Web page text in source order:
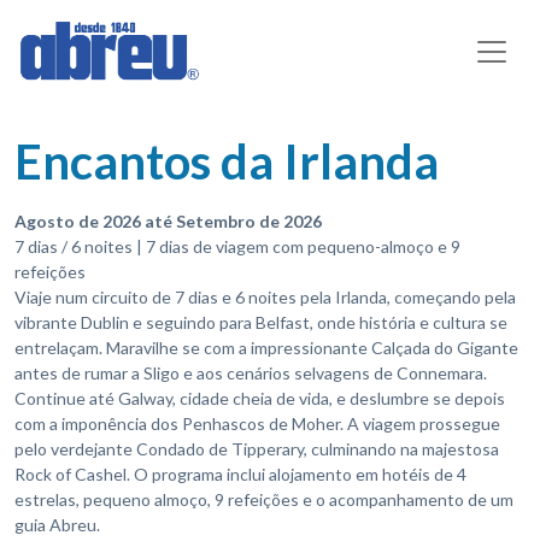
Encantos da Irlanda
Agosto de 2026 até Setembro de 2026
7 dias / 6 noites | 7 dias de viagem com pequeno-almoço e 9
refeições
Viaje num circuito de 7 dias e 6 noites pela Irlanda, começando pela
vibrante Dublin e seguindo para Belfast, onde história e cultura se
entrelaçam. Maravilhe se com a impressionante Calçada do Gigante
antes de rumar a Sligo e aos cenários selvagens de Connemara.
Continue até Galway, cidade cheia de vida, e deslumbre se depois
com a imponência dos Penhascos de Moher. A viagem prossegue
pelo verdejante Condado de Tipperary, culminando na majestosa
Rock of Cashel. O programa inclui alojamento em hotéis de 4
estrelas, pequeno almoço, 9 refeições e o acompanhamento de um
guia Abreu.